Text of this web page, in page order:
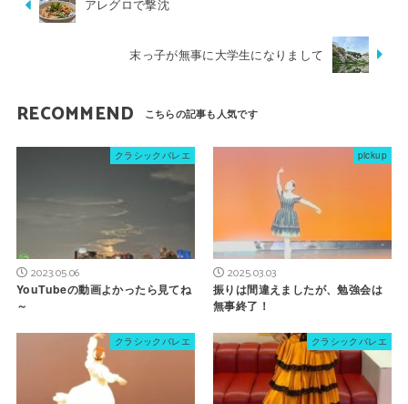
アレグロで撃沈
末っ子が無事に大学生になりまして
RECOMMEND
クラシックバレエ
2023.05.06
YouTubeの動画よかったら見てね
～
pickup
2025.03.03
振りは間違えましたが、勉強会は
無事終了！
クラシックバレエ クラシックバレエ